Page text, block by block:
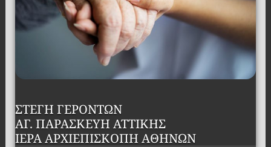
ΣΤΕΓΗ ΓΕΡΟΝΤΩΝ
ΑΓ. ΠΑΡΑΣΚΕΥΗ ΑΤΤΙΚΗΣ
ΙΕΡΑ ΑΡΧΙΕΠΙΣΚΟΠΗ ΑΘΗΝΩΝ